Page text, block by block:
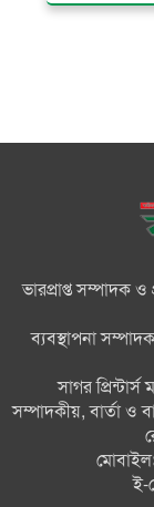
ভারপ্রাপ্ত সম্পাদক
ব্যবস্থাপনা
সাগর
সম্পাদকীয়, বার্তা ও
ই-